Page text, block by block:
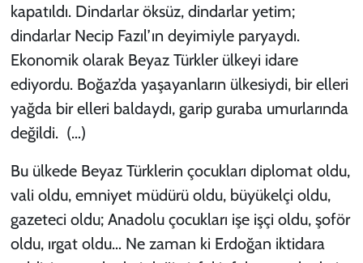
kapatıldı. Dindarlar öksüz, dindarlar yetim;
dindarlar Necip Fazıl’ın deyimiyle paryaydı.
Ekonomik olarak Beyaz Türkler ülkeyi idare
ediyordu. Boğaz’da yaşayanların ülkesiydi, bir elleri
yağda bir elleri baldaydı, garip guraba umurlarında
değildi. (…)
Bu ülkede Beyaz Türklerin çocukları diplomat oldu,
vali oldu, emniyet müdürü oldu, büyükelçi oldu,
gazeteci oldu; Anadolu çocukları işe işçi oldu, şoför
oldu, ırgat oldu… Ne zaman ki Erdoğan iktidara